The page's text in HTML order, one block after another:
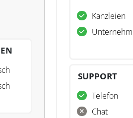
Kanzleien
SUPPORT
Telefon
Chat